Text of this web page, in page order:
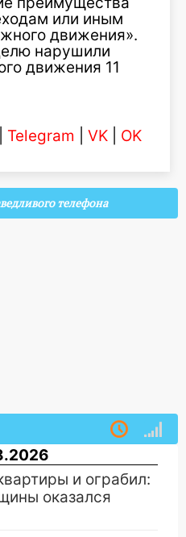
или иным
движения».
нарушили
движения 11
Telegram VK OK
телефона
и ограбил:
оказался